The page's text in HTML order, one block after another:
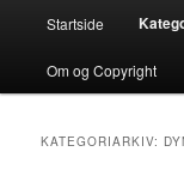
primært
indhold
sekundært
indhold
Startside
Om og Copyright
KATEGORIARKIV: